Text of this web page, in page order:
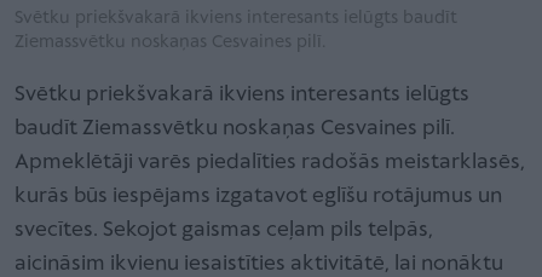
Svētku priekšvakarā ikviens interesants ielūgts baudīt
Ziemassvētku noskaņas Cesvaines pilī.
Svētku priekšvakarā ikviens interesants ielūgts
baudīt Ziemassvētku noskaņas Cesvaines pilī.
Apmeklētāji varēs piedalīties radošās meistarklasēs,
kurās būs iespējams izgatavot eglīšu rotājumus un
svecītes. Sekojot gaismas ceļam pils telpās,
aicināsim ikvienu iesaistīties aktivitātē, lai nonāktu